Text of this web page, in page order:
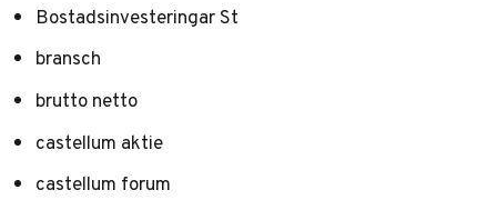
Bostadsinvesteringar St
bransch
brutto netto
castellum aktie
castellum forum